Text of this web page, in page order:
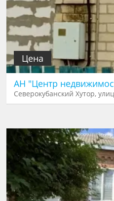
Цена
АН "Центр
Северокубанский Хутор,